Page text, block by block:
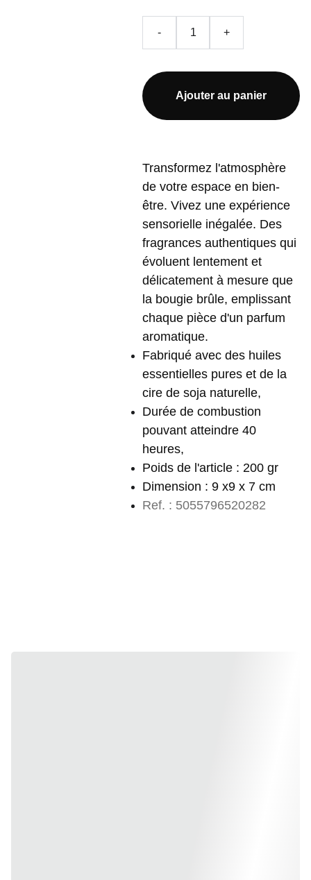
- +
Ajouter au panier
Transformez l'atmosphère
de votre espace en bien-
être. Vivez une expérience
sensorielle inégalée. Des
fragrances authentiques qui
évoluent lentement et
délicatement à mesure que
la bougie brûle, emplissant
chaque pièce d'un parfum
aromatique.
Fabriqué avec des huiles
essentielles pures et de la
cire de soja naturelle,
Durée de combustion
pouvant atteindre 40
heures,
Poids de l'article : 200 gr
Dimension : 9 x9 x 7 cm
Ref. : 5055796520282